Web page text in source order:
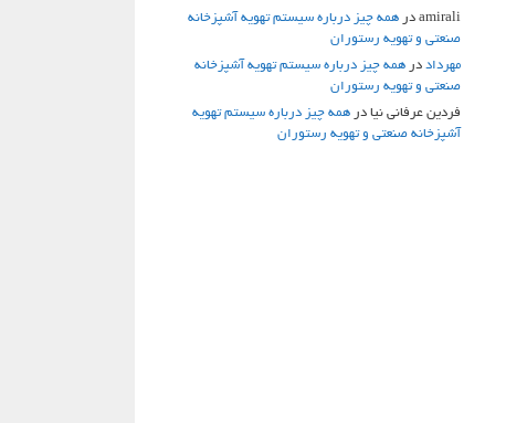
amirali در همه چیز درباره سیستم تهویه آشپزخانه
صنعتی و تهویه رستوران
مهرداد در همه چیز درباره سیستم تهویه آشپزخانه
صنعتی و تهویه رستوران
فردین عرفانی نیا در همه چیز درباره سیستم تهویه
آشپزخانه صنعتی و تهویه رستوران